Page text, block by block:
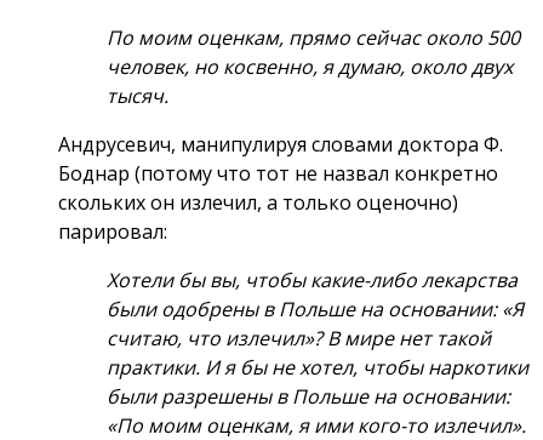
По моим оценкам, прямо сейчас около 500
человек, но косвенно, я думаю, около двух
тысяч.
Андрусевич, манипулируя словами доктора Ф.
Боднар (потому что тот не назвал конкретно
скольких он излечил, а только оценочно)
парировал:
Хотели бы вы, чтобы какие-либо лекарства
были одобрены в Польше на основании: «Я
считаю, что излечил»? В мире нет такой
практики. И я бы не хотел, чтобы наркотики
были разрешены в Польше на основании:
«По моим оценкам, я ими кого-то излечил».